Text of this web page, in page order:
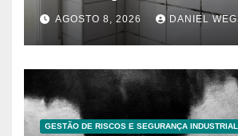
caseros efectivos
AGOSTO 8, 2026 DANIEL
GESTÃO DE RISCOS E SEGURANÇA INDUSTRIAL